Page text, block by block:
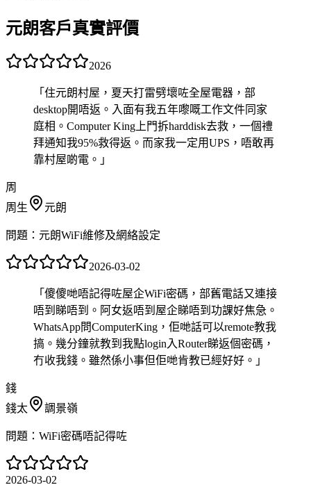
元朗客戶真實評價
2026
「 住元朗村屋，夏天打雷劈壞咗全屋電器，部
desktop開唔返。入面有我五年嚟嘅工作文件同家
庭相。Computer King上門拆harddisk去救，一個禮
拜通知我95%救得返。而家我一定用UPS，唔敢再
靠村屋啲電。 」
周
周生
元朗
問題： 元朗WiFi維修及網絡設定
2026-03-02
「 傻傻哋唔記得咗屋企WiFi密碼，部舊電話又連接
唔到睇唔到。阿女返唔到屋企睇唔到功課好焦急。
WhatsApp問ComputerKing，佢哋話可以remote教我
搞。幾分鐘就教到我點login入Router睇返個密碼，
冇收我錢。雖然係小事但佢哋肯教已經好好。 」
錢
錢太
調景嶺
問題： WiFi密碼唔記得咗
2026-03-02